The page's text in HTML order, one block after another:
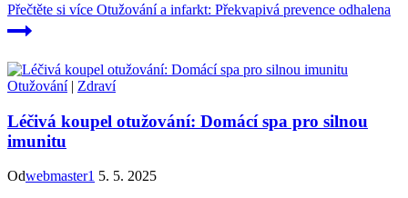
Přečtěte si více Otužování a infarkt: Překvapivá prevence odhalena
Otužování| Zdraví
Léčivá koupel otužování: Domácí spa pro silnou
imunitu
Odwebmaster1 5. 5. 2025